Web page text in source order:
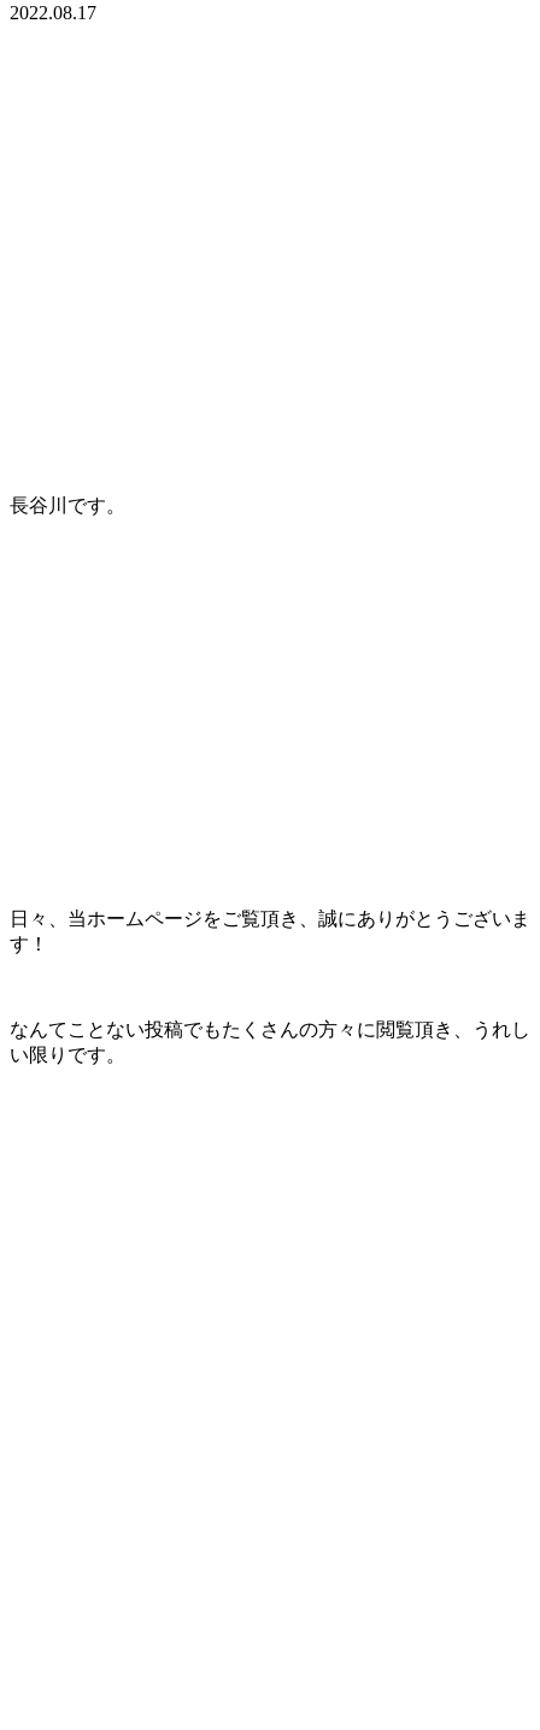
2022.08.17
長谷川です。
日々、当ホームページをご覧頂き、誠にありがとうございま
す！
なんてことない投稿でもたくさんの方々に閲覧頂き、うれし
い限りです。